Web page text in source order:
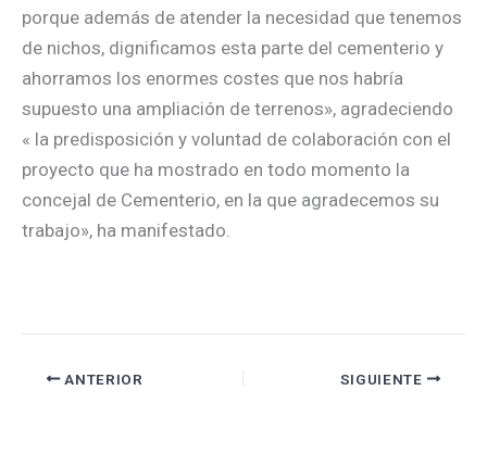
porque además de atender la necesidad que tenemos
de nichos, dignificamos esta parte del cementerio y
ahorramos los enormes costes que nos habría
supuesto una ampliación de terrenos», agradeciendo
« la predisposición y voluntad de colaboración con el
proyecto que ha mostrado en todo momento la
concejal de Cementerio, en la que agradecemos su
trabajo», ha manifestado.
ANTERIOR SIGUIENTE